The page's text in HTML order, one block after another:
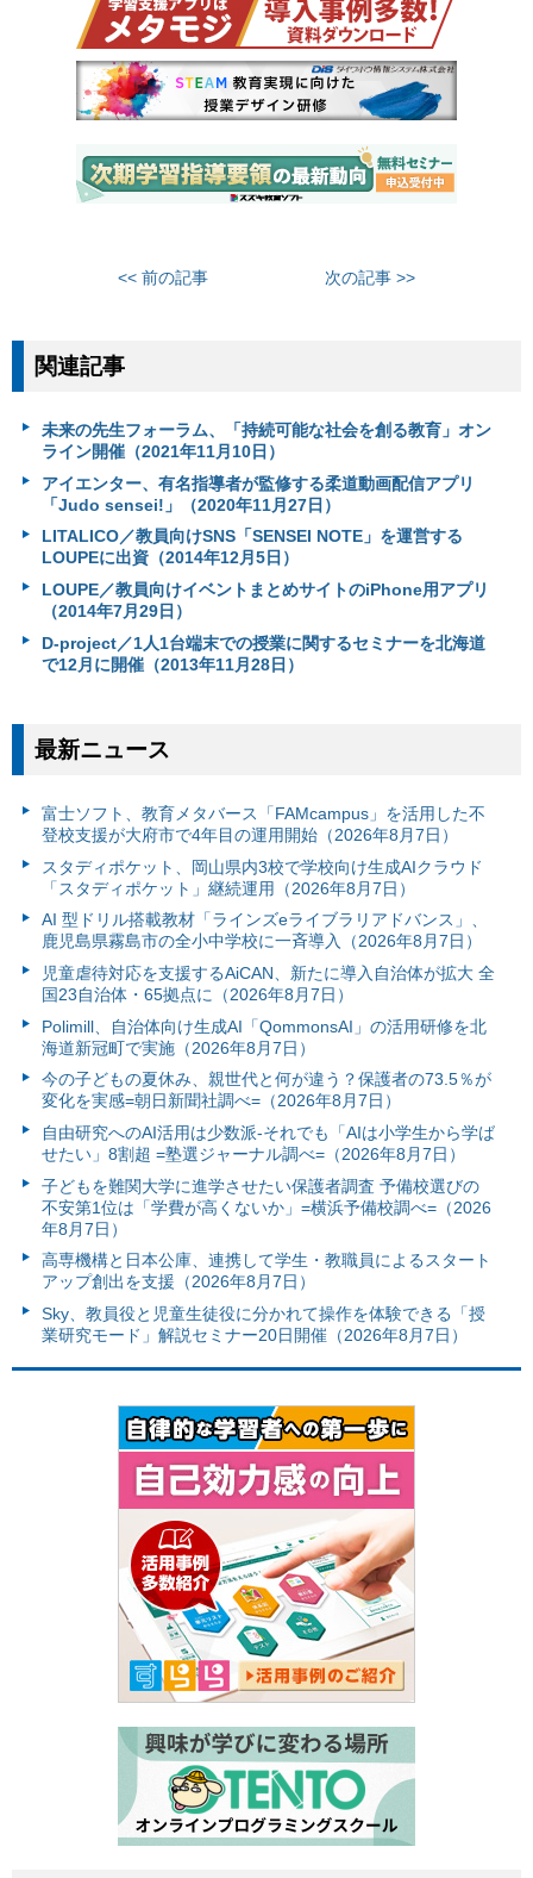
<< 前の記事 次の記事 >>
関連記事
未来の先生フォーラム、「持続可能な社会を創る教育」オン
ライン開催（2021年11月10日）
アイエンター、有名指導者が監修する柔道動画配信アプリ
「Judo sensei!」（2020年11月27日）
LITALICO／教員向けSNS「SENSEI NOTE」を運営する
LOUPEに出資（2014年12月5日）
LOUPE／教員向けイベントまとめサイトのiPhone用アプリ
（2014年7月29日）
D-project／1人1台端末での授業に関するセミナーを北海道
で12月に開催（2013年11月28日）
最新ニュース
富⼠ソフト、教育メタバース「FAMcampus」を活用した不
登校支援が大府市で4年目の運用開始（2026年8月7日）
スタディポケット、岡山県内3校で学校向け生成AIクラウド
「スタディポケット」継続運用（2026年8月7日）
AI 型ドリル搭載教材「ラインズeライブラリアドバンス」、
鹿児島県霧島市の全小中学校に一斉導入（2026年8月7日）
児童虐待対応を支援するAiCAN、新たに導入自治体が拡大 全
国23自治体・65拠点に（2026年8月7日）
Polimill、自治体向け生成AI「QommonsAI」の活用研修を北
海道新冠町で実施（2026年8月7日）
今の子どもの夏休み、親世代と何が違う？保護者の73.5％が
変化を実感=朝日新聞社調べ=（2026年8月7日）
自由研究へのAI活用は少数派-それでも「AIは小学生から学ば
せたい」8割超 =塾選ジャーナル調べ=（2026年8月7日）
子どもを難関大学に進学させたい保護者調査 予備校選びの
不安第1位は「学費が高くないか」=横浜予備校調べ=（2026
年8月7日）
高専機構と日本公庫、連携して学生・教職員によるスタート
アップ創出を支援（2026年8月7日）
Sky、教員役と児童生徒役に分かれて操作を体験できる「授
業研究モード」解説セミナー20日開催（2026年8月7日）